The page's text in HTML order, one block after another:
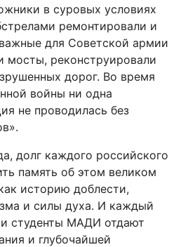
в суровых условиях
ремонтировали и
для Советской армии
мосты, реконструировали
дорог. Во время
войны ни одна
не проводилась без
долг каждого российского
память об этом великом
историю доблести,
и силы духа. И каждый
и студенты МАДИ отдают
и глубочайшей